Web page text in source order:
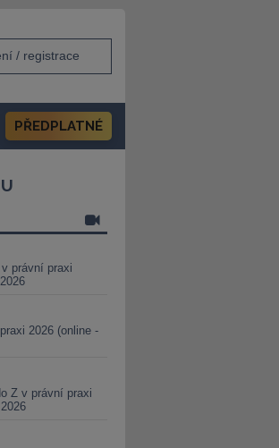
/ registrace
PŘEDPLATNÉ
právní praxi
2026 (online -
Z v právní praxi